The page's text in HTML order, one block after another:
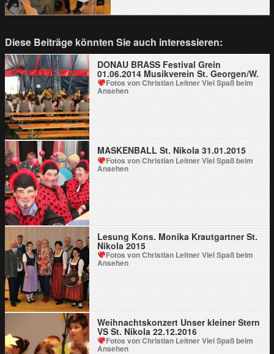
Diese Beiträge könnten Sie auch interessieren:
DONAU BRASS Festival Grein
01.06.2014 Musikverein St. Georgen/W.
Fotos von Christian LeitnerViel Spaß beim
Ansehen
MASKENBALL St. Nikola 31.01.2015
Fotos von Christian LeitnerViel Spaß beim
Ansehen
Lesung Kons. Monika Krautgartner St.
Nikola 2015
Fotos von Christian LeitnerViel Spaß beim
Ansehen
Weihnachtskonzert Unser kleiner Stern
VS St. Nikola 22.12.2016
Fotos von Christian LeitnerViel Spaß beim
Ansehen